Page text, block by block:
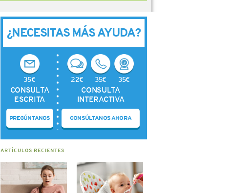
¿NECESITAS MÁS AYUDA?
35€
CONSULTA
ESCRITA
PREGÚNTANOS
22€ 35€ 35€
CONSULTA
INTERACTIVA
CONSÚLTANOS AHORA
ARTÍCULOS RECIENTES